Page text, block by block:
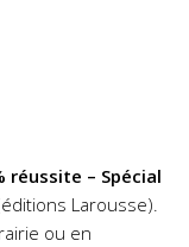
réussite – Spécial
Larousse).
ou en